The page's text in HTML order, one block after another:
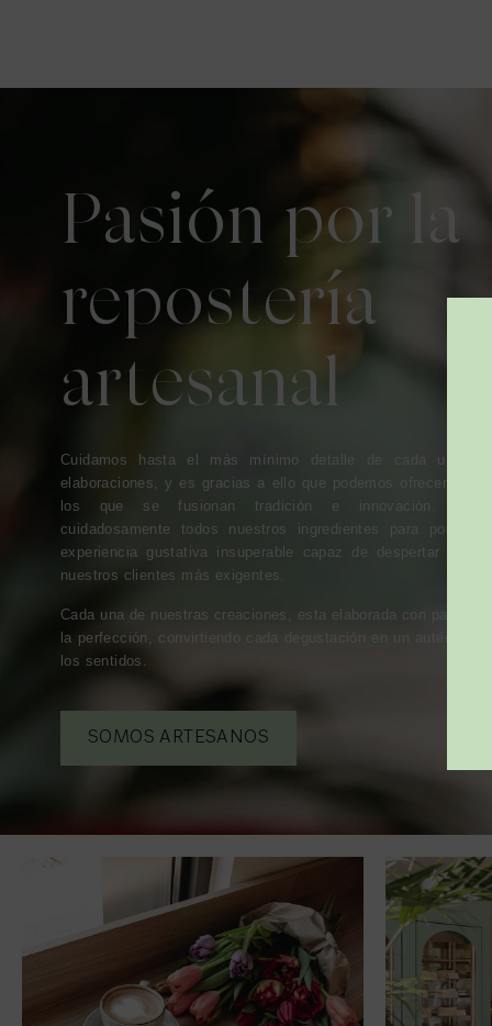
Pasión por la
repostería
artesanal
Cuidamos hasta el más mínimo detalle de cada uno de
elaboraciones, y es gracias a ello que podemos ofreceros
los que se fusionan tradición e innovación.
cuidadosamente todos nuestros ingredientes para poder
experiencia gustativa insuperable capaz de despertar los
nuestros clientes más exigentes.
Cada una de nuestras creaciones, esta elaborada con pasión
la perfección, convirtiendo cada degustación en un auténtico
los sentidos.
SOMOS ARTESANOS